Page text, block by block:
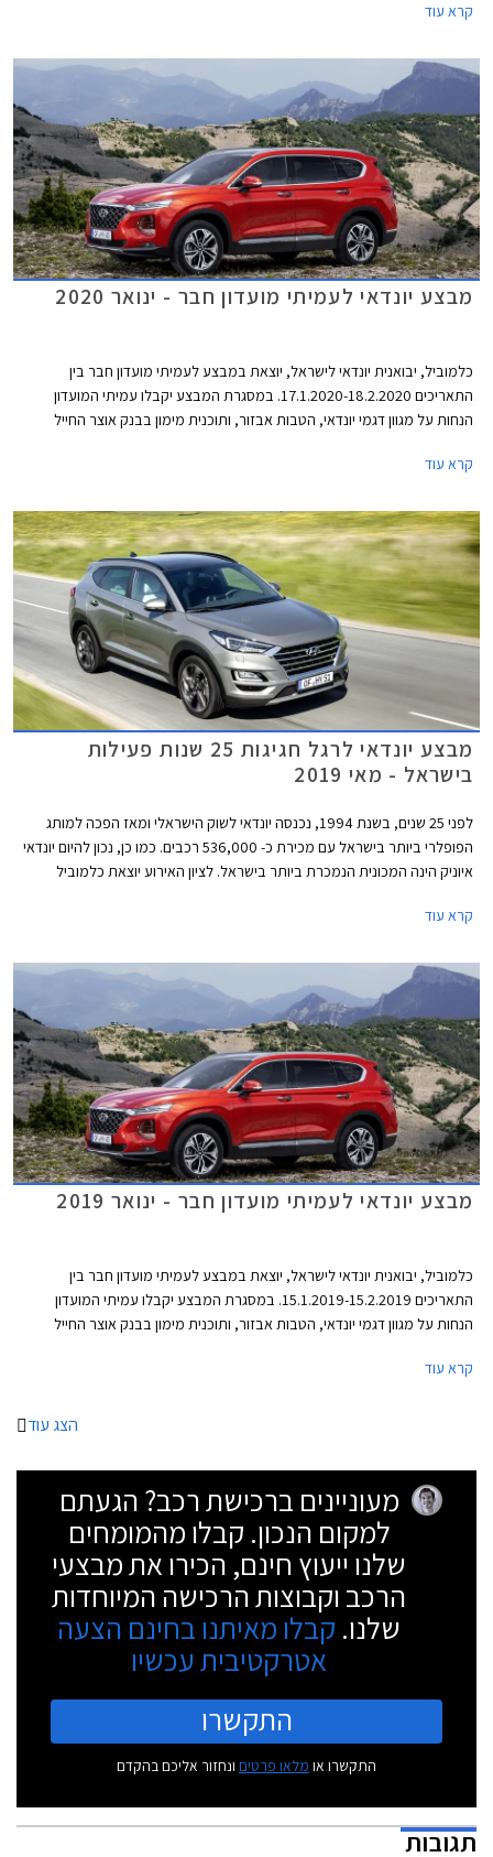
קרא עוד
מבצע יונדאי לעמיתי מועדון חבר - ינואר 2020
כלמוביל, יבואנית יונדאי לישראל, יוצאת במבצע לעמיתי מועדון חבר בין
התאריכים 17.1.2020-18.2.2020. במסגרת המבצע יקבלו עמיתי המועדון
הנחות על מגוון דגמי יונדאי, הטבות אבזור, ותוכנית מימון בבנק אוצר החייל
תכנית המימון חבר ליס. המבצע ייערך בכל אולמות התצוגה של יונדאי ברחבי
קרא עוד
מבצע יונדאי לרגל חגיגות 25 שנות פעילות
בישראל - מאי 2019
לפני 25 שנים, בשנת 1994, נכנסה יונדאי לשוק הישראלי ומאז הפכה למותג
הפופלרי ביותר בישראל עם מכירת כ- 536,000 רכבים. כמו כן, נכון להיום יונדאי
איוניק הינה המכונית הנמכרת ביותר בישראל. לציון האירוע יוצאת כלמוביל
ההטבות כוללות מסלולי טרייד אין במחיר מחירון על דגמים נבחרים, תנאי מימון
קרא עוד
מבצע יונדאי לעמיתי מועדון חבר - ינואר 2019
כלמוביל, יבואנית יונדאי לישראל, יוצאת במבצע לעמיתי מועדון חבר בין
התאריכים 15.1.2019-15.2.2019. במסגרת המבצע יקבלו עמיתי המועדון
הנחות על מגוון דגמי יונדאי, הטבות אבזור, ותוכנית מימון בבנק אוצר החייל
תכנית המימון חבר ליס. המבצע ייערך בכל אולמות התצוגה של יונדאי ברחבי
קרא עוד
הצג עוד
מעוניינים ברכישת רכב? הגעתם
למקום הנכון. קבלו מהמומחים
שלנו ייעוץ חינם, הכירו את מבצעי
הרכב וקבוצות הרכישה המיוחדות
שלנו. קבלו מאיתנו בחינם הצעה
אטרקטיבית עכשיו
התקשרו
התקשרו או מלאו פרטים ונחזור אליכם בהקדם
תגובות